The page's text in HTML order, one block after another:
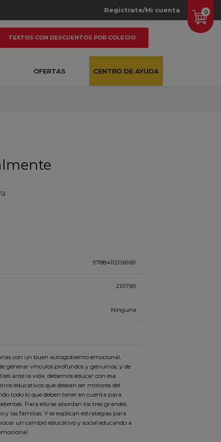
0
Regístrate/Mi cuenta
TEXTOS CON DESCUENTOS POR COLEGIO
OFERTAS CENTRO DE AYUDA
9788411206969
210769
Ninguna
con un buen autogobierno emocional,
generar vínculos profundos y genuinos; y de
ante la vida, debemos educar con esa
educativos que desean ser motores del
todo lo que deben tener en cuenta para
Para ello se abordan los tres grandes
las familias. Y se explican estrategias para
un cambio educativo y social educando a